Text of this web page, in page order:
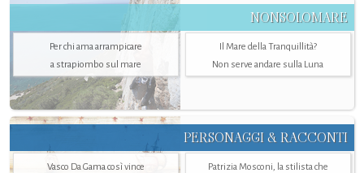
NONSOLOMARE
Per chi ama arrampicare
a strapiombo sul mare
Il Mare della Tranquillità?
Non serve andare sulla Luna
PERSONAGGI & RACCONTI
Vasco Da Gama così vince
Patrizia Mosconi, la stilista che